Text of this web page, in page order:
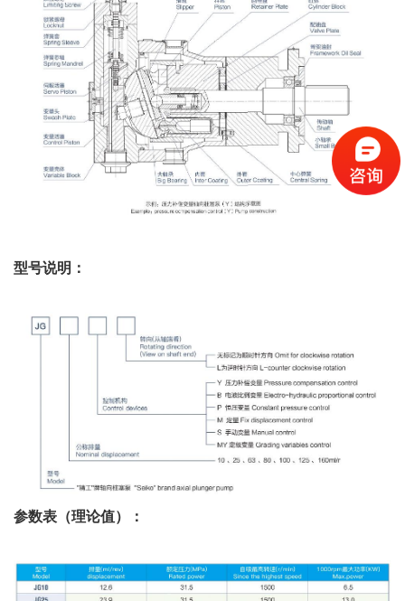
型号说明：
参数表（理论值）：